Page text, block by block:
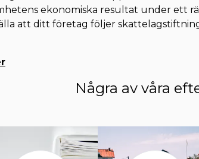
ekonomiska resultat under ett
att ditt företag följer
Några av våra